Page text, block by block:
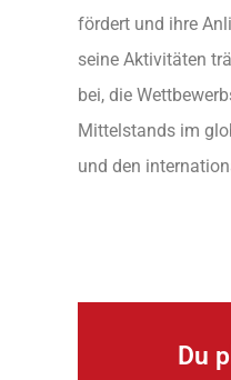
fördert und ihre
seine Aktivitäten
bei, die
Mittelstands im
und den
Du